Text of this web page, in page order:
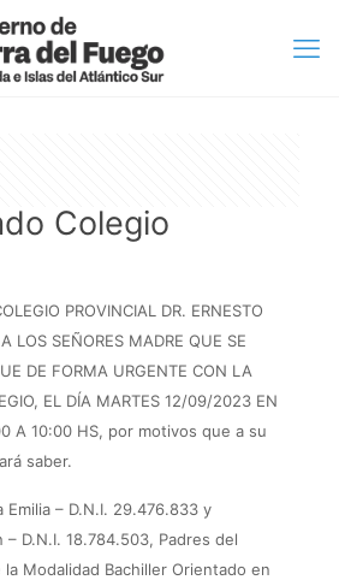
Colegio
PROVINCIAL DR. ERNESTO
LOS SEÑORES MADRE QUE SE
DE FORMA URGENTE CON LA
EL DÍA MARTES 12/09/2023 EN
A 10:00 HS, por motivos que a su
saber.
Emilia – D.N.I. 29.476.833 y
– D.N.I. 18.784.503, Padres del
Modalidad Bachiller Orientado en